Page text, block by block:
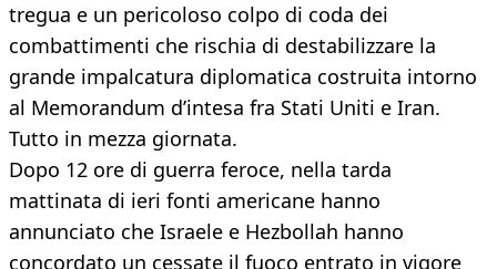
tregua e un pericoloso colpo di coda dei
combattimenti che rischia di destabilizzare la
grande impalcatura diplomatica costruita intorno
al Memorandum d’intesa fra Stati Uniti e Iran.
Tutto in mezza giornata.
Dopo 12 ore di guerra feroce, nella tarda
mattinata di ieri fonti americane hanno
annunciato che Israele e Hezbollah hanno
concordato un cessate il fuoco entrato in vigore